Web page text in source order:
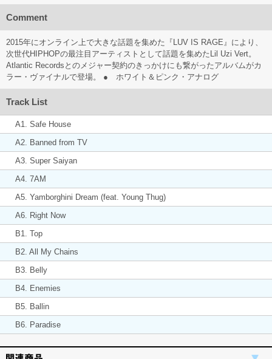
Comment
2015年にオンライン上で大きな話題を集めた『LUV IS RAGE』により、
次世代HIPHOPの最注目アーティストとして話題を集めたLil Uzi Vert。
Atlantic Recordsとのメジャー契約のきっかけにも繋がったアルバムがカ
ラー・ヴァイナルで登場。 ● ホワイト＆ピンク・アナログ
Track List
A1. Safe House
A2. Banned from TV
A3. Super Saiyan
A4. 7AM
A5. Yamborghini Dream (feat. Young Thug)
A6. Right Now
B1. Top
B2. All My Chains
B3. Belly
B4. Enemies
B5. Ballin
B6. Paradise